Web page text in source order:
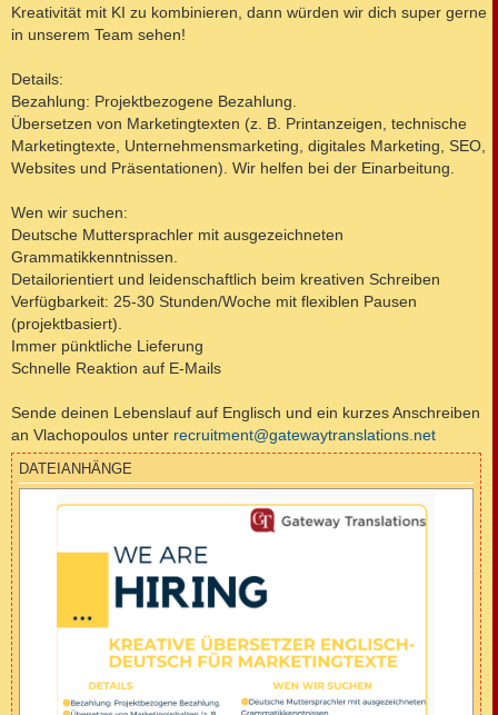
Kreativität mit KI zu kombinieren, dann würden wir dich super gerne
in unserem Team sehen!
Details:
Bezahlung: Projektbezogene Bezahlung.
Übersetzen von Marketingtexten (z. B. Printanzeigen, technische
Marketingtexte, Unternehmensmarketing, digitales Marketing, SEO,
Websites und Präsentationen). Wir helfen bei der Einarbeitung.
Wen wir suchen:
Deutsche Muttersprachler mit ausgezeichneten
Grammatikkenntnissen.
Detailorientiert und leidenschaftlich beim kreativen Schreiben
Verfügbarkeit: 25-30 Stunden/Woche mit flexiblen Pausen
(projektbasiert).
Immer pünktliche Lieferung
Schnelle Reaktion auf E-Mails
Sende deinen Lebenslauf auf Englisch und ein kurzes Anschreiben
an Vlachopoulos unter recruitment@gatewaytranslations.net
DATEIANHÄNGE